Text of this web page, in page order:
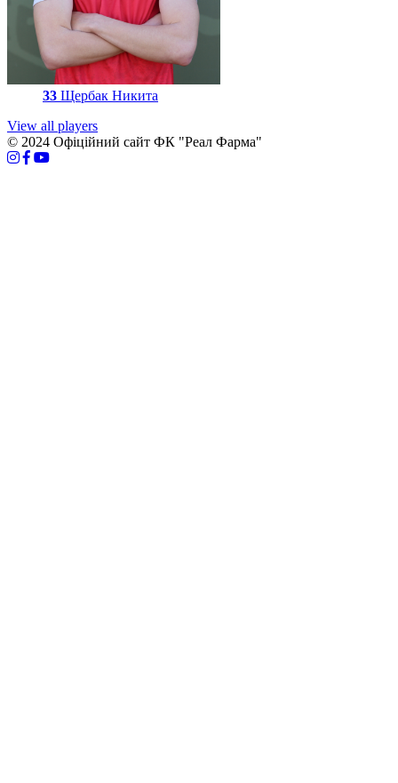
33 Щербак Никита
View all players
© 2024 Офіційний сайт ФК "Реал Фарма"